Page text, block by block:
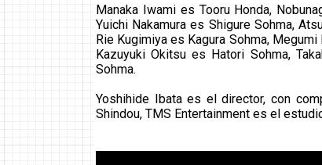
Manaka Iwami es Tooru Honda,
Yuichi Nakamura es Shigure Sohma,
Rie Kugimiya es Kagura Sohma,
Kazuyuki Okitsu es Hatori Sohma,
Sohma.
Yoshihide Ibata es el director, con
Shindou, TMS Entertainment es el